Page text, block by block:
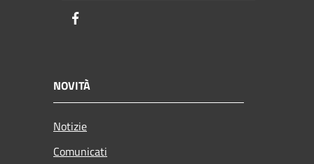
NOVITÀ
Notizie
Comunicati